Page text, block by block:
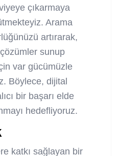
çıkarmaya
Arama
artırarak,
sunup
var gücümüzle
Böylece, dijital
bir başarı elde
hedefliyoruz.
katkı sağlayan bir